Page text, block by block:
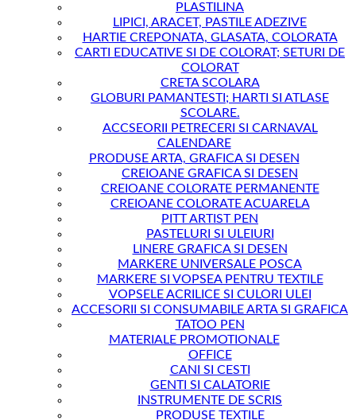
PLASTILINA
LIPICI, ARACET, PASTILE ADEZIVE
HARTIE CREPONATA, GLASATA, COLORATA
CARTI EDUCATIVE SI DE COLORAT; SETURI DE
COLORAT
CRETA SCOLARA
GLOBURI PAMANTESTI; HARTI SI ATLASE
SCOLARE.
ACCSEORII PETRECERI SI CARNAVAL
CALENDARE
PRODUSE ARTA, GRAFICA SI DESEN
CREIOANE GRAFICA SI DESEN
CREIOANE COLORATE PERMANENTE
CREIOANE COLORATE ACUARELA
PITT ARTIST PEN
PASTELURI SI ULEIURI
LINERE GRAFICA SI DESEN
MARKERE UNIVERSALE POSCA
MARKERE SI VOPSEA PENTRU TEXTILE
VOPSELE ACRILICE SI CULORI ULEI
ACCESORII SI CONSUMABILE ARTA SI GRAFICA
TATOO PEN
MATERIALE PROMOTIONALE
OFFICE
CANI SI CESTI
GENTI SI CALATORIE
INSTRUMENTE DE SCRIS
PRODUSE TEXTILE